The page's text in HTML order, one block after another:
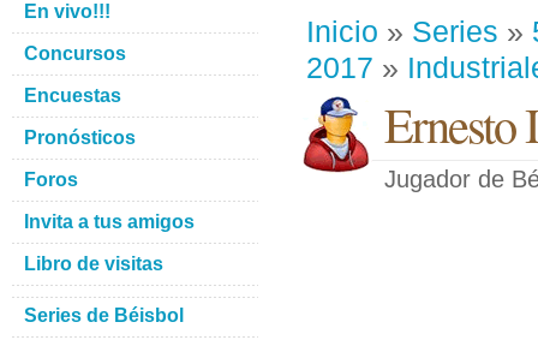
Inicio » Series »
2017 »
Ernesto
Jugador de
En vivo!!!
Concursos
Encuestas
Pronósticos
Foros
Invita a tus amigos
Libro de visitas
Series de Béisbol